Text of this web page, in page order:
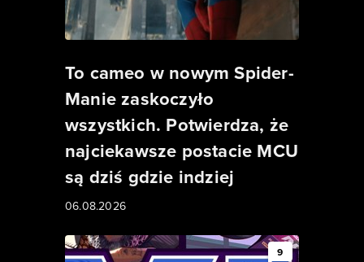
To cameo w nowym Spider-
Manie zaskoczyło
wszystkich. Potwierdza, że
najciekawsze postacie MCU
są dziś gdzie indziej
06.08.2026
9